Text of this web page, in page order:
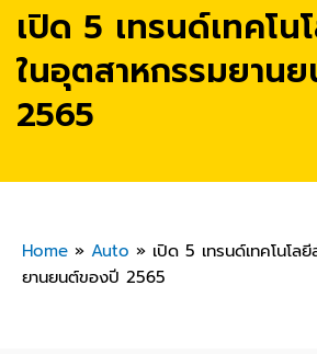
เปิด 5 เทรนด์เทคโ
ในอุตสาหกรรมยาน
2565
Home » Auto » เปิด 5 เทรนด์เทคโนโล
ยานยนต์ของปี 2565